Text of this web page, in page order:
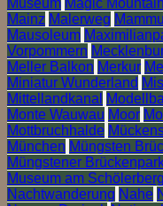
Museum Magic Mountain
Mainz Malerweg
Mausoleum
Vorpommern
Meller Balkon Merkur
Miniatur Wunderland
Mittellandkanal
Monte Wauwau Moor
Mottbruchhalde
München Müngsten
Müngstener
Museum am Schölerberg
Nachtwanderung Nahe